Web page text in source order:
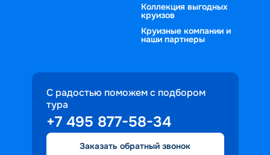
Коллекция выгодных
круизов
Круизные компании и
наши партнеры
С радостью поможем с подбором
тура
+7 495 877-58-34
Заказать обратный звонок